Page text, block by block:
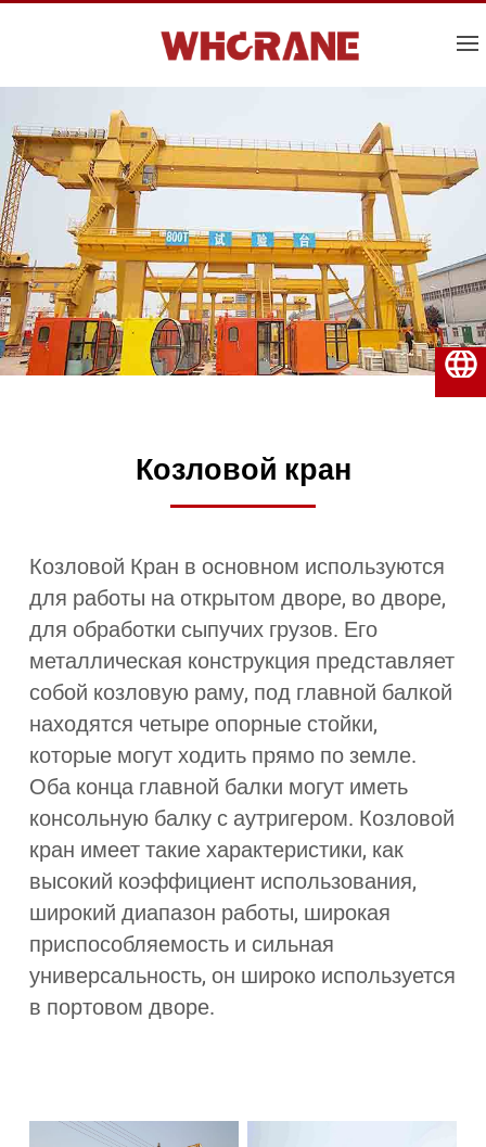
Козловой кран
Козловой Кран в основном используются
для работы на открытом дворе, во дворе,
для обработки сыпучих грузов. Его
металлическая конструкция представляет
собой козловую раму, под главной балкой
находятся четыре опорные стойки,
которые могут ходить прямо по земле.
Оба конца главной балки могут иметь
консольную балку с аутригером. Козловой
кран имеет такие характеристики, как
высокий коэффициент использования,
широкий диапазон работы, широкая
приспособляемость и сильная
универсальность, он широко используется
в портовом дворе.
Русский